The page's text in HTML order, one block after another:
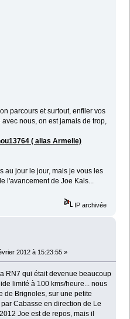
parcours et surtout, enfiler vos
nous, on est jamais de trop,
( alias Armelle)
au jour le jour, mais je vous les
l'avancement de Joe Kals...
IP archivée
2012 à 15:23:55 »
RN7 qui était devenue beaucoup
limité à 100 kms/heure... nous
de Brignoles, sur une petite
Cabasse en direction de Le
Joe est de repos, mais il